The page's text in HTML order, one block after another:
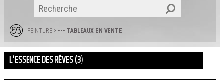
PEINTURE> ••• TABLEAUX EN VENTE
L'ESSENCE DES RÊVES (3)